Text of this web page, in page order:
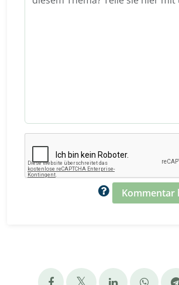
Kommentar